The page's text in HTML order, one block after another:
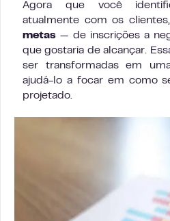
Agora que você
atualmente com os
metas — de inscrições a
que gostaria de alcançar.
ser transformadas em
ajudá-lo a focar em como
projetado.